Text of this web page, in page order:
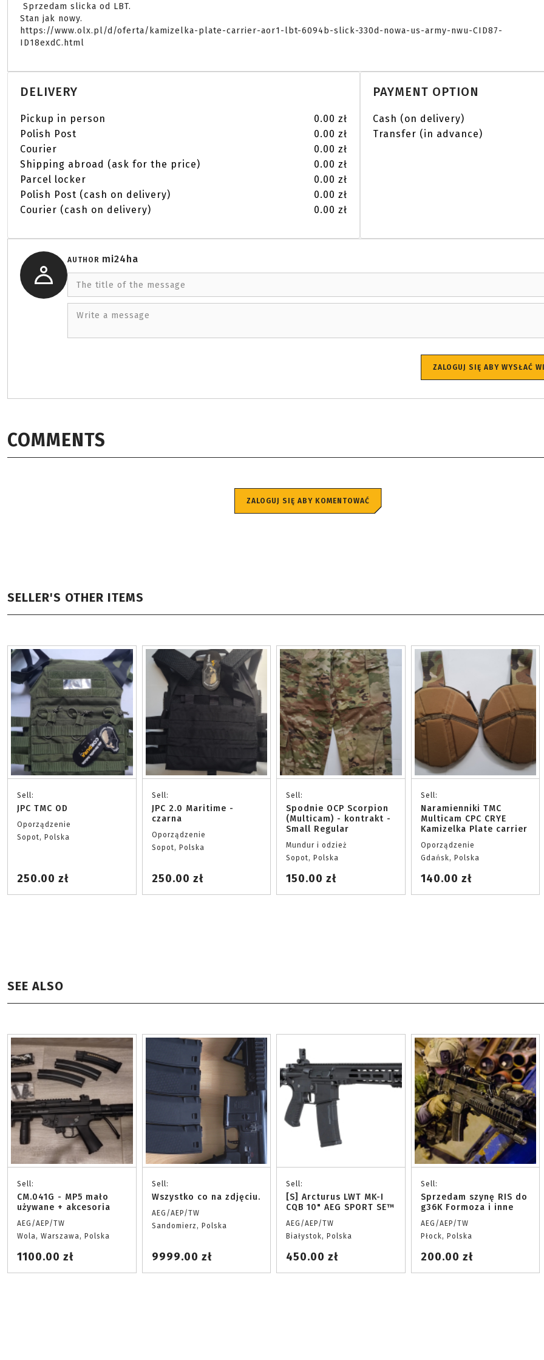
Stan jak nowy.
https://www.olx.pl/d/oferta/kamizelka-plate-carrier-aor1-lbt-6094b-slick-330d-nowa-us-army-nwu-CID87-
ID18exdC.html
DELIVERY
Pickup in person
0.00 zł
Polish Post
0.00 zł
Courier
0.00 zł
Shipping abroad (ask for the price)
0.00 zł
Parcel locker
0.00 zł
Polish Post (cash on delivery)
0.00 zł
Courier (cash on delivery)
0.00 zł
PAYMENT OPTION
Cash (on delivery)
Transfer (in advance)
AUTHOR mi24ha
The title of the message
Write a message
ZALOGUJ SIĘ ABY WYSŁAĆ
COMMENTS
ZALOGUJ SIĘ ABY KOMENTOWAĆ
SELLER'S OTHER ITEMS
Sell:
JPC TMC OD
Oporządzenie
Sopot, Polska
250.00 zł
Sell:
JPC 2.0 Maritime -
czarna
Oporządzenie
Sopot, Polska
250.00 zł
Sell:
Spodnie OCP Scorpion
(Multicam) - kontrakt -
Small Regular
Mundur i odzież
Sopot, Polska
150.00 zł
Sell:
Naramienniki TMC
Multicam CPC CRYE
Kamizelka Plate carrier
Oporządzenie
Gdańsk, Polska
140.00 zł
SEE ALSO
Sell:
CM.041G - MP5 mało
używane + akcesoria
AEG/AEP/TW
Wola, Warszawa, Polska
1100.00 zł
Sell:
Wszystko co na zdjęciu.
AEG/AEP/TW
Sandomierz, Polska
9999.00 zł
Sell:
[S] Arcturus LWT MK-I
CQB 10" AEG SPORT SE™
AEG/AEP/TW
Białystok, Polska
450.00 zł
Sell:
Sprzedam szynę RIS do
g36K Formoza i inne
AEG/AEP/TW
Płock, Polska
200.00 zł